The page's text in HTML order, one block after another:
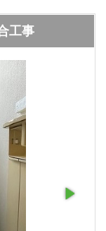
工事